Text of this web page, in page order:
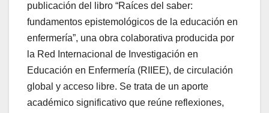
publicación del libro “Raíces del saber:
fundamentos epistemológicos de la educación en
enfermería”, una obra colaborativa producida por
la Red Internacional de Investigación en
Educación en Enfermería (RIIEE), de circulación
global y acceso libre. Se trata de un aporte
académico significativo que reúne reflexiones,